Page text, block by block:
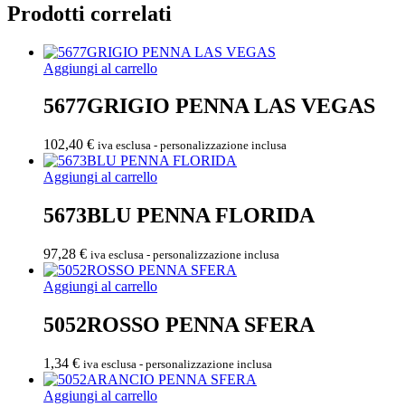
Prodotti correlati
Aggiungi al carrello
5677GRIGIO PENNA LAS VEGAS
102,40 € iva esclusa - personalizzazione inclusa
Aggiungi al carrello
5673BLU PENNA FLORIDA
97,28 € iva esclusa - personalizzazione inclusa
Aggiungi al carrello
5052ROSSO PENNA SFERA
1,34 € iva esclusa - personalizzazione inclusa
Aggiungi al carrello